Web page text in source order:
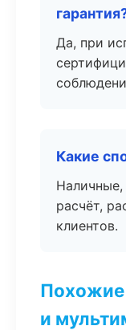
Да, при
Какие
Наличные,
расчёт,
клиентов.
Похожие
и